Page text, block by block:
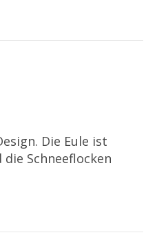
Die Eule ist
Schneeflocken